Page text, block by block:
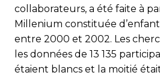
collaborateurs, a été faite à
Millenium constituée
entre 2000 et 2002. Les
les données de 13 135
étaient blancs et la moitié